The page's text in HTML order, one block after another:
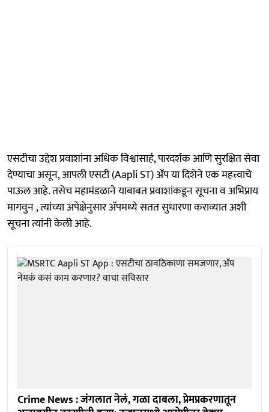
एसटीचा उद्देश प्रवाशांना अधिक विश्वासार्ह, पारदर्शक आणि सुरक्षित सेवा
देण्याचा असून, आपली एसटी (Aapli ST) ॲप या दिशेने एक महत्त्वाचे
पाऊल आहे. तसेच महामंडळाने याबाबत प्रवाशांकडून सूचना व अभिप्राय
मागवुन , त्यांच्या अपेक्षेनुसार ॲपमध्ये सतत सुधारणा कराव्यात अशी
सूचना त्यांनी केली आहे.
Crime News : जंगलात नेलं, गळा दाबला, प्रेमप्रकरणातून